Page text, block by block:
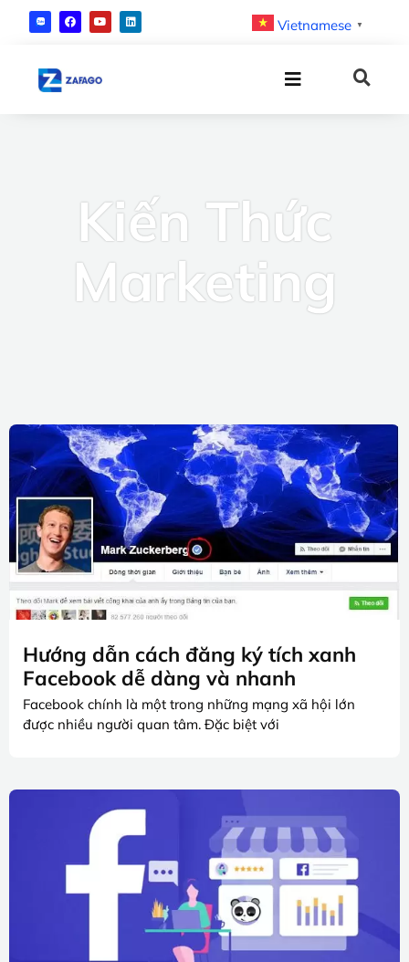
Vietnamese ▼
Kiến Thức
Marketing
Hướng dẫn cách đăng ký tích xanh
Facebook dễ dàng và nhanh
Facebook chính là một trong những mạng xã hội lớn
được nhiều người quan tâm. Đặc biệt với